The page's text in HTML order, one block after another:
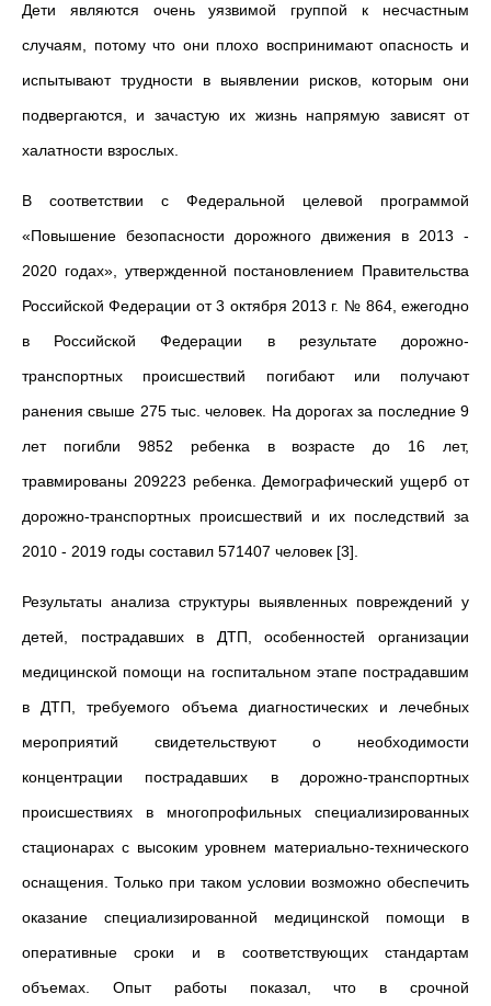
Дети являются очень уязвимой группой к несчастным
случаям, потому что они плохо воспринимают опасность и
испытывают трудности в выявлении рисков, которым они
подвергаются, и зачастую их жизнь напрямую зависят от
халатности взрослых.
В соответствии с Федеральной целевой программой
«Повышение безопасности дорожного движения в 2013 -
2020 годах», утвержденной постановлением Правительства
Российской Федерации от 3 октября 2013 г. № 864, ежегодно
в Российской Федерации в результате дорожно-
транспортных происшествий погибают или получают
ранения свыше 275 тыс. человек. На дорогах за последние 9
лет погибли 9852 ребенка в возрасте до 16 лет,
травмированы 209223 ребенка. Демографический ущерб от
дорожно-транспортных происшествий и их последствий за
2010 - 2019 годы составил 571407 человек [3].
Результаты анализа структуры выявленных повреждений у
детей, пострадавших в ДТП, особенностей организации
медицинской помощи на госпитальном этапе пострадавшим
в ДТП, требуемого объема диагностических и лечебных
мероприятий свидетельствуют о необходимости
концентрации пострадавших в дорожно-транспортных
происшествиях в многопрофильных специализированных
стационарах с высоким уровнем материально-технического
оснащения. Только при таком условии возможно обеспечить
оказание специализированной медицинской помощи в
оперативные сроки и в соответствующих стандартам
объемах. Опыт работы показал, что в срочной